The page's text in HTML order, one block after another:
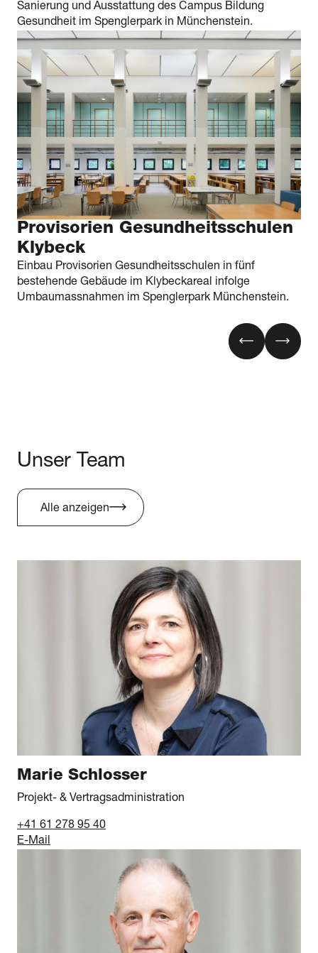
Sanierung und Ausstattung des Campus Bildung
Gesundheit im Spenglerpark in Münchenstein.
Provisorien Gesundheits­­schulen
Klybeck
Einbau Provisorien Gesundheitsschulen in fünf
bestehende Gebäude im Klybeckareal infolge
Umbaumassnahmen im Spenglerpark Münchenstein.
Unser Team
Alle anzeigen
Marie Schlosser
Projekt- & Vertragsadministration
+41 61 278 95 40
E-Mail